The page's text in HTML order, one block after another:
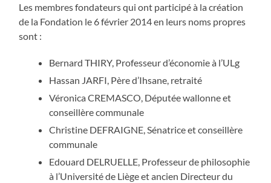
Les membres fondateurs qui ont participé à la création
de la Fondation le 6 février 2014 en leurs noms propres
sont :
Bernard THIRY, Professeur d’économie à l’ULg
Hassan JARFI, Père d’Ihsane, retraité
Véronica CREMASCO, Députée wallonne et
conseillère communale
Christine DEFRAIGNE, Sénatrice et conseillère
communale
Edouard DELRUELLE, Professeur de philosophie
à l’Université de Liège et ancien Directeur du